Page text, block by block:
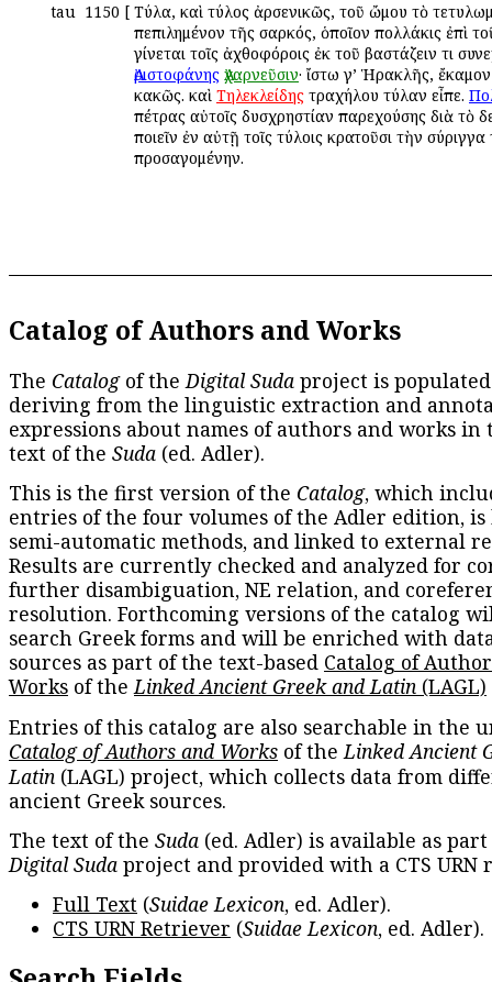
tau 1150 [ Τύλα, καὶ τύλος ἀρσενικῶς, τοῦ ὤμου τὸ
πεπιλημένον τῆς σαρκός, ὁποῖον πολλάκις ἐπὶ
γίνεται τοῖς ἀχθοφόροις ἐκ τοῦ βαστάζειν τι
Ἀριστοφάνης Ἀχαρνεῦσιν· ἴστω γ’ Ἡρακλῆς,
κακῶς. καὶ Τηλεκλείδης τραχήλου τύλαν εἶπε.
πέτρας αὐτοῖς δυσχρηστίαν παρεχούσης διὰ τὸ
ποιεῖν ἐν αὐτῇ τοῖς τύλοις κρατοῦσι τὴν σύριγγα
προσαγομένην.
Catalog of Authors and Works
The Catalogof theDigital Suda project is
deriving from the linguistic extraction and
expressions about names of authors and works in
text of the Suda (ed. Adler).
This is the first version of the Catalog, which
entries of the four volumes of the Adler edition, is
semi-automatic methods, and linked to external
Results are currently checked and analyzed for
further disambiguation, NE relation, and
resolution. Forthcoming versions of the catalog
search Greek forms and will be enriched with
sources as part of the text-based Catalog of
Works of theLinked Ancient Greek and Latin (LAGL)
Entries of this catalog are also searchable in the
Catalog of Authors and Works of theLinked Ancient
Latin (LAGL) project, which collects data from
ancient Greek sources.
The text of the Suda (ed. Adler) is available as
Digital Suda project and provided with a CTS URN
Full Text (Suidae Lexicon, ed. Adler).
CTS URN Retriever (Suidae Lexicon, ed. Adler).